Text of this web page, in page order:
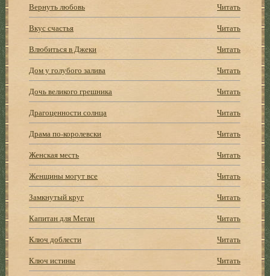
Вернуть любовь
Читать
Вкус счастья
Читать
Влюбиться в Джеки
Читать
Дом у голубого залива
Читать
Дочь великого грешника
Читать
Драгоценности солнца
Читать
Драма по-королевски
Читать
Женская месть
Читать
Женщины могут все
Читать
Замкнутый круг
Читать
Капитан для Меган
Читать
Ключ доблести
Читать
Ключ истины
Читать